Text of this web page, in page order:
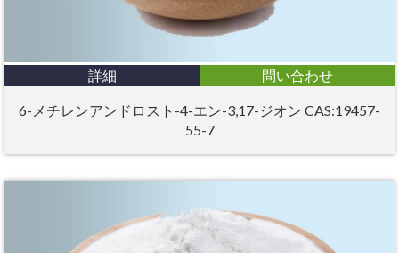
詳細 問い合わせ
6-メチレンアンドロスト-4-エン-3,17-ジオン CAS:19457-
55-7